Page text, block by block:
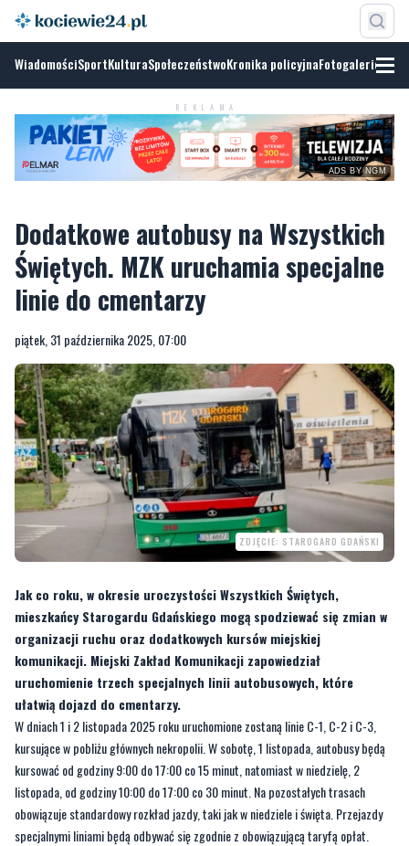
WiadomościSportKulturaSpołeczeństwoKronika policyjnaFotogalerie
REKLAMA
NGM
Dodatkowe autobusy na Wszystkich
linie do cmentarzy
piątek, 31 października 2025, 07:00
ZDJĘCIE: STAROGARD GDAŃSKI
Jak co roku, w okresie uroczystości Wszystkich Świętych,
mieszkańcy Starogardu Gdańskiego mogą spodziewać się zmian w
komunikacji. Miejski Zakład Komunikacji zapowiedział
uruchomienie trzech specjalnych linii autobusowych, które
ułatwią dojazd do cmentarzy.
W dniach 1 i 2 listopada 2025 roku uruchomione zostaną linie C-1, C-2 i C-3,
kursujące w pobliżu głównych nekropolii. W sobotę, 1 listopada, autobusy będą
kursować od godziny 9:00 do 17:00 co 15 minut, natomiast w niedzielę, 2
listopada, od godziny 10:00 do 17:00 co 30 minut. Na pozostałych trasach
obowiązuje standardowy rozkład jazdy, taki jak w niedziele i święta. Przejazdy
specjalnymi liniami będą odbywać się zgodnie z obowiązującą taryfą opłat.
Trasa linii C-1 obejmie między innymi Osiedle Zielona Dolina, ulicę Żwirki i
Wigury, Reymonta, Kopernika, Aleję Niepodległości, Jagiełły, Gdańską,
Derdowskiego, Skarszewską oraz cmentarz w Łapiszewie. Linia C-2 połączy